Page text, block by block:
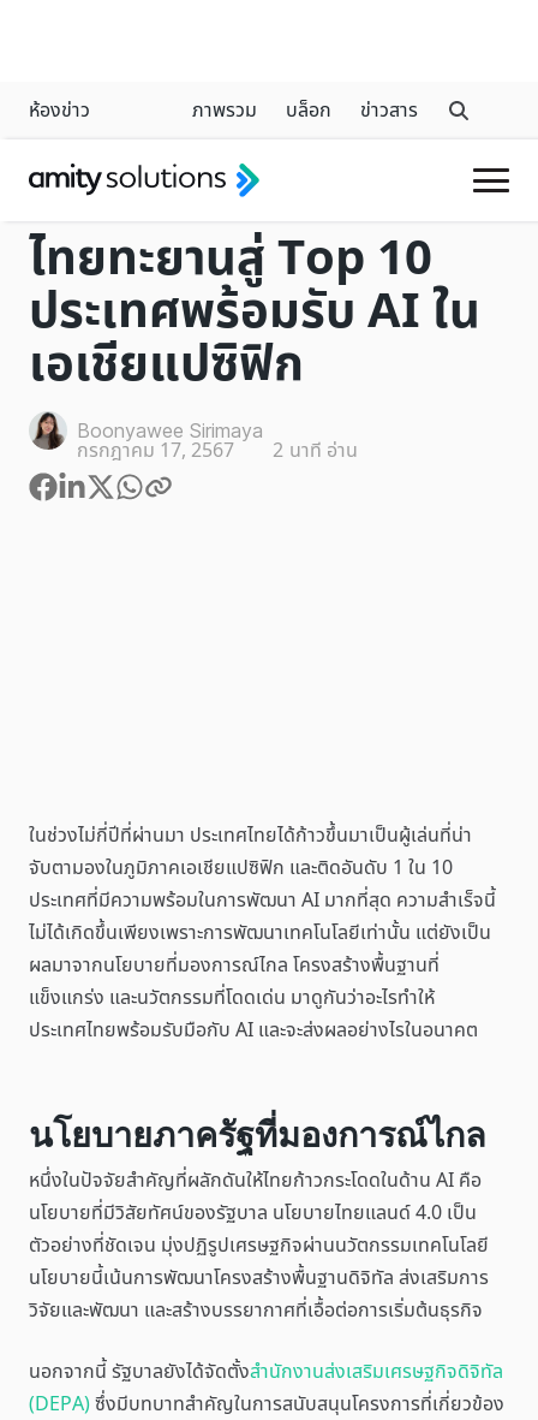
ห้องข่าว ภาพรวม บล็อก ข่าวสาร
INDUSTRY
ไทยทะยานสู่ Top 10
ประเทศพร้อมรับ AI ใน
เอเชียแปซิฟิก
Boonyawee Sirimaya
กรกฎาคม 17, 2567 2 นาที อ่าน
ในช่วงไม่กี่ปีที่ผ่านมา ประเทศไทยได้ก้าวขึ้นมาเป็นผู้เล่นที่น่า
จับตามองในภูมิภาคเอเชียแปซิฟิก และติดอันดับ 1 ใน 10
ประเทศที่มีความพร้อมในการพัฒนา AI มากที่สุด ความสำเร็จนี้
ไม่ได้เกิดขึ้นเพียงเพราะการพัฒนาเทคโนโลยีเท่านั้น แต่ยังเป็น
ผลมาจากนโยบายที่มองการณ์ไกล โครงสร้างพื้นฐานที่
แข็งแกร่ง และนวัตกรรมที่โดดเด่น มาดูกันว่าอะไรทำให้
ประเทศไทยพร้อมรับมือกับ AI และจะส่งผลอย่างไรในอนาคต
นโยบายภาครัฐที่มองการณ์ไกล
หนึ่งในปัจจัยสำคัญที่ผลักดันให้ไทยก้าวกระโดดในด้าน AI คือ
นโยบายที่มีวิสัยทัศน์ของรัฐบาล นโยบายไทยแลนด์ 4.0 เป็น
ตัวอย่างที่ชัดเจน มุ่งปฏิรูปเศรษฐกิจผ่านนวัตกรรมเทคโนโลยี
นโยบายนี้เน้นการพัฒนาโครงสร้างพื้นฐานดิจิทัล ส่งเสริมการ
วิจัยและพัฒนา และสร้างบรรยากาศที่เอื้อต่อการเริ่มต้นธุรกิจ
นอกจากนี้ รัฐบาลยังได้จัดตั้งสำนักงานส่งเสริมเศรษฐกิจดิจิทัล
(DEPA)ซึ่งมีบทบาทสำคัญในการสนับสนุนโครงการที่เกี่ยวข้อง